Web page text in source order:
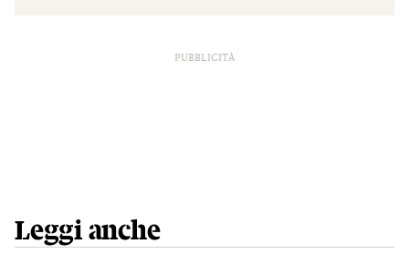
PUBBLICITÀ
Leggi anche